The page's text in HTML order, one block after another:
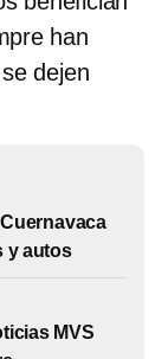
han
dejen
y autos
MVS